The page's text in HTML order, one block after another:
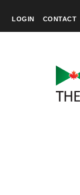
LOGIN CONTACT